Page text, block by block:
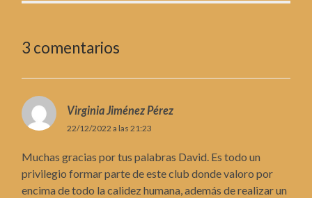
3 comentarios
Virginia Jiménez Pérez
22/12/2022 a las 21:23
Muchas gracias por tus palabras David. Es todo un
privilegio formar parte de este club donde valoro por
encima de todo la calidez humana, además de realizar un